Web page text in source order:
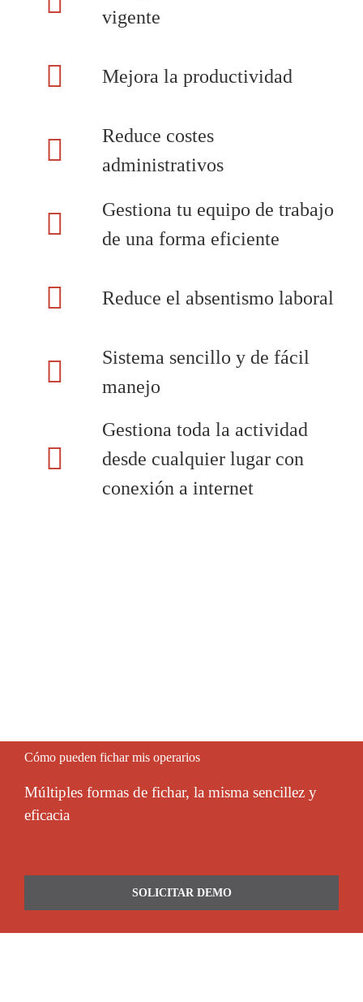
vigente
Mejora la productividad
Reduce costes
administrativos
Gestiona tu equipo de trabajo
de una forma eficiente
Reduce el absentismo laboral
Sistema sencillo y de fácil
manejo
Gestiona toda la actividad
desde cualquier lugar con
conexión a internet
Cómo pueden fichar mis operarios
Múltiples formas de fichar, la misma sencillez y
eficacia
SOLICITAR DEMO